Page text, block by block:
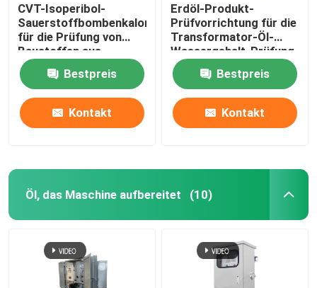
CVT-Isoperibol-
Sauerstoffbombenkalorimeter
für die Prüfung von
Baustoffen aus
Kohlenfutteröl
Bestpreis
Kontakt
Erdöl-Produkt-
Prüfvorrichtung für die
Transformator-Öl-
Wassergehalt-Prüfung
Bestpreis
Kontakt
Öl, das Maschine aufbereitet (10)